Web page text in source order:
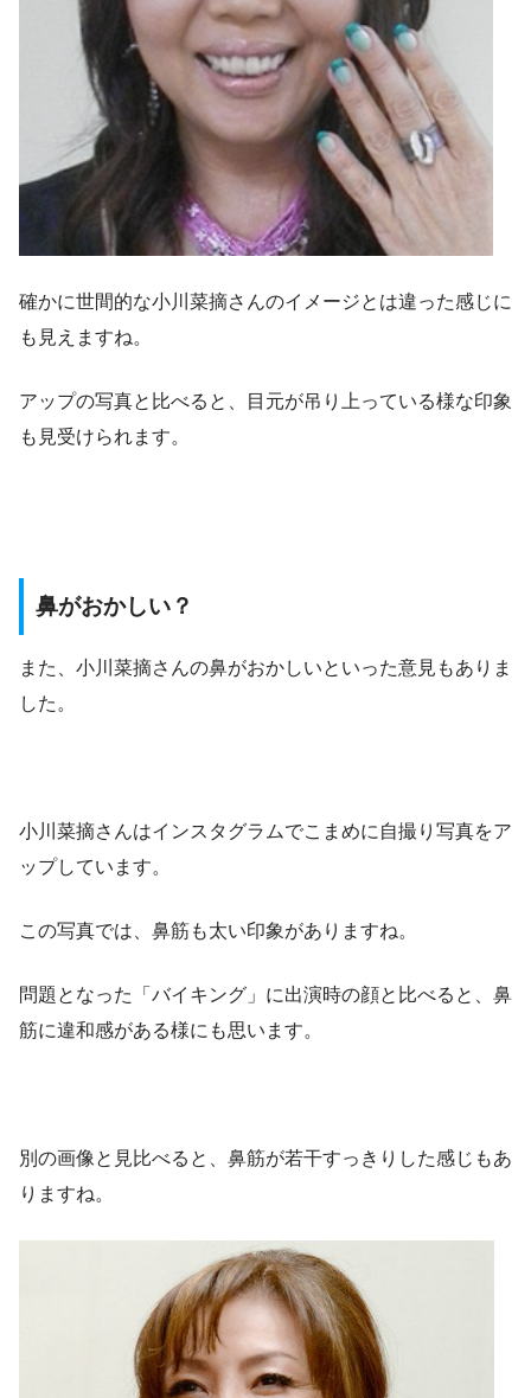
確かに世間的な小川菜摘さんのイメージとは違った感じに
も見えますね。
アップの写真と比べると、目元が吊り上っている様な印象
も見受けられます。
鼻がおかしい？
また、小川菜摘さんの鼻がおかしいといった意見もありま
した。
小川菜摘さんはインスタグラムでこまめに自撮り写真をア
ップしています。
この写真では、鼻筋も太い印象がありますね。
問題となった「バイキング」に出演時の顔と比べると、鼻
筋に違和感がある様にも思います。
別の画像と見比べると、鼻筋が若干すっきりした感じもあ
りますね。